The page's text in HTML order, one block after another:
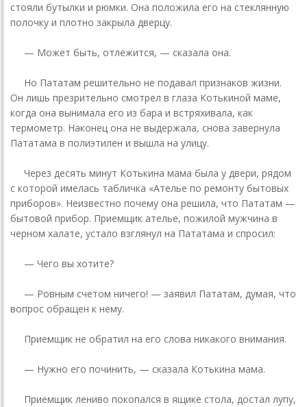
стояли бутылки и рюмки. Она положила его на стеклянную
полочку и плотно закрыла дверцу.
— Может быть, отлежится, — сказала она.
Но Пататам решительно не подавал признаков жизни.
Он лишь презрительно смотрел в глаза Котькиной маме,
когда она вынимала его из бара и встряхивала, как
термометр. Наконец она не выдержала, снова завернула
Пататама в полиэтилен и вышла на улицу.
Через десять минут Котькина мама была у двери, рядом
с которой имелась табличка «Ателье по ремонту бытовых
приборов». Неизвестно почему она решила, что Пататам —
бытовой прибор. Приемщик ателье, пожилой мужчина в
черном халате, устало взглянул на Пататама и спросил:
— Чего вы хотите?
— Ровным счетом ничего! — заявил Пататам, думая, что
вопрос обращен к нему.
Приемщик не обратил на его слова никакого внимания.
— Нужно его починить, — сказала Котькина мама.
Приемщик лениво покопался в ящике стола, достал лупу,